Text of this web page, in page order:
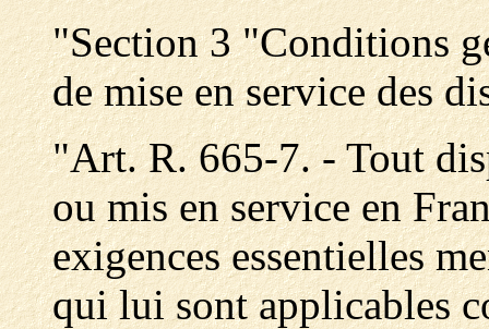
"Section 3 "Conditions
de mise en service des
"Art. R. 665-7. - Tout
ou mis en service en
exigences essentielles
qui lui sont applicables